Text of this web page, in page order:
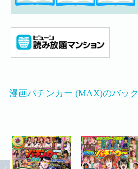
漫画パチンカー (MAX)のバッ